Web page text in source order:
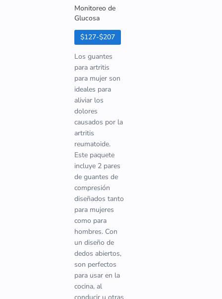
Monitoreo de
Glucosa
$127-$207
Los guantes
para artritis
para mujer son
ideales para
aliviar los
dolores
causados por la
artritis
reumatoide.
Este paquete
incluye 2 pares
de guantes de
compresión
diseñados tanto
para mujeres
como para
hombres. Con
un diseño de
dedos abiertos,
son perfectos
para usar en la
cocina, al